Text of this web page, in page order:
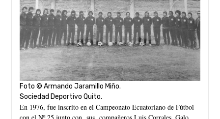
Foto © Armando Jaramillo Miño.
Sociedad Deportivo Quito.
En 1976, fue inscrito en el Campeonato Ecuatoriano de Fútbol